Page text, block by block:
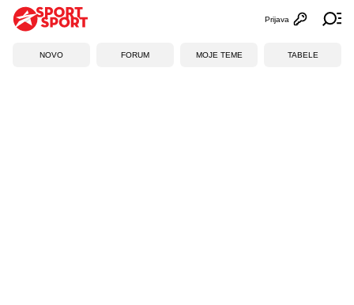
Otvori
Prijava
NOVO FORUM MOJE TEME TABELE